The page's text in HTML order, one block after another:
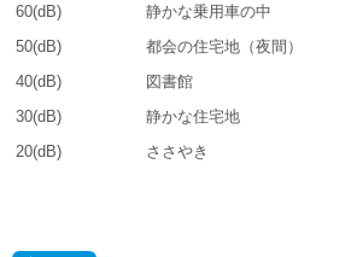
60(dB)
静かな乗用車の中
50(dB)
都会の住宅地（夜間）
40(dB)
図書館
30(dB)
静かな住宅地
20(dB)
ささやき